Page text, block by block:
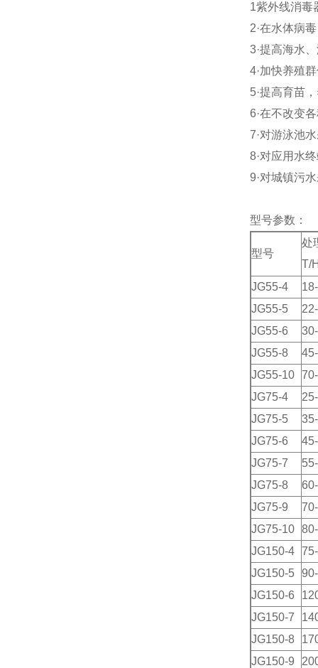
1紫外线消毒
2·在水体病
3·提高海水
4·加快养殖
5·提高育苗
6·在不改变
7·对游泳池
8·对应用水
9·对城镇污
型号参数：
型号
处
T/
JG55-4
JG55-5
JG55-6
JG55-8
JG55-10
JG75-4
JG75-5
JG75-6
JG75-7
JG75-8
JG75-9
JG75-10
JG150-4
JG150-5
JG150-6
JG150-7
JG150-8
JG150-9